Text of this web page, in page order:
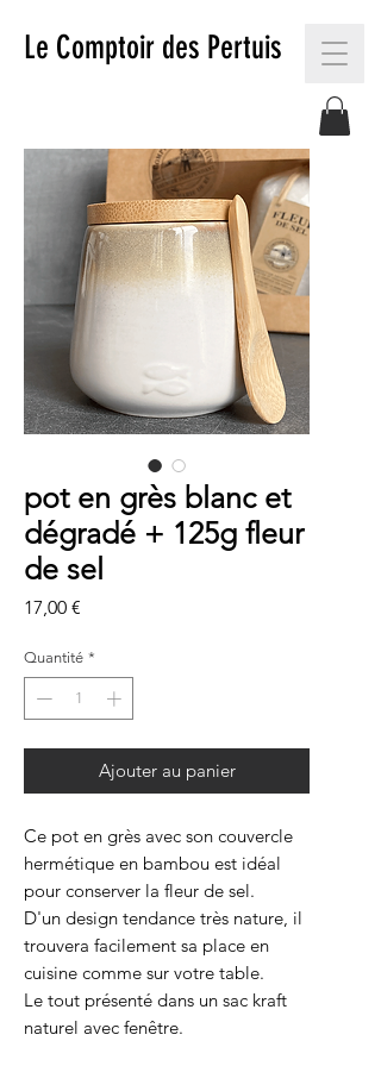
Le Comptoir des Pertuis
pot en grès blanc et
dégradé + 125g fleur
de sel
17,00 €
Quantité *
Ajouter au panier
Ce pot en grès avec son couvercle
hermétique en bambou est idéal
pour conserver la fleur de sel.
D'un design tendance très nature, il
trouvera facilement sa place en
cuisine comme sur votre table.
Le tout présenté dans un sac kraft
naturel avec fenêtre.